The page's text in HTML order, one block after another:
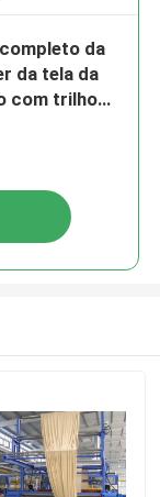
da
da tela da
com trilho